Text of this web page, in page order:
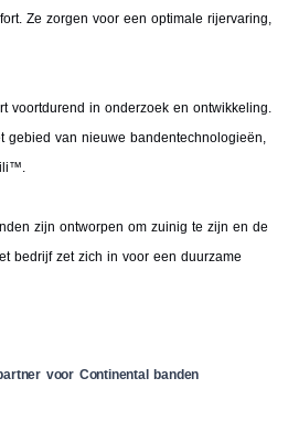
Ze zorgen voor een optimale rijervaring,
voortdurend in onderzoek en ontwikkeling.
gebied van nieuwe bandentechnologieën,
zijn ontworpen om zuinig te zijn en de
bedrijf zet zich in voor een duurzame
voor Continental banden